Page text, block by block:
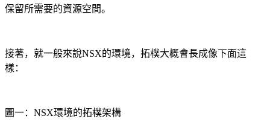
保留所需要的資源空間。
接著，就一般來說NSX的環境，拓樸大概會長成像下面這
樣：
圖一：NSX環境的拓樸架構